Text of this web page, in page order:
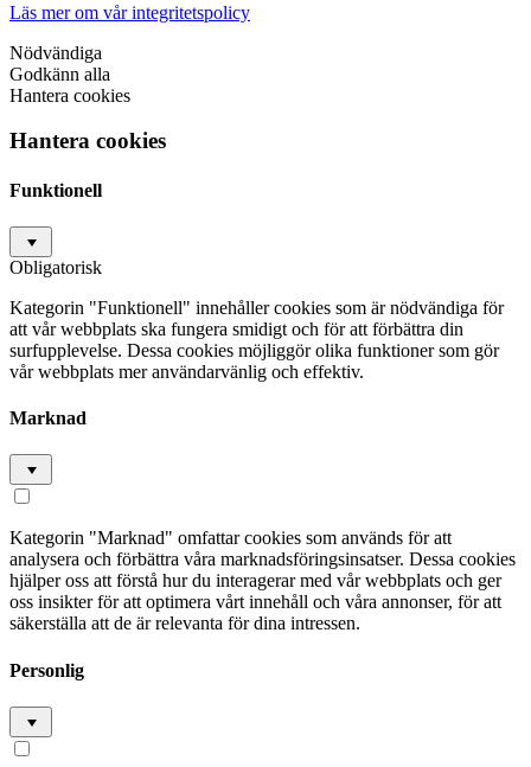
Läs mer om vår integritetspolicy
Nödvändiga
Godkänn alla
Hantera cookies
Hantera cookies
Funktionell
Obligatorisk
Kategorin "Funktionell" innehåller cookies som är nödvändiga för
att vår webbplats ska fungera smidigt och för att förbättra din
surfupplevelse. Dessa cookies möjliggör olika funktioner som gör
vår webbplats mer användarvänlig och effektiv.
Marknad
Kategorin "Marknad" omfattar cookies som används för att
analysera och förbättra våra marknadsföringsinsatser. Dessa cookies
hjälper oss att förstå hur du interagerar med vår webbplats och ger
oss insikter för att optimera vårt innehåll och våra annonser, för att
säkerställa att de är relevanta för dina intressen.
Personlig